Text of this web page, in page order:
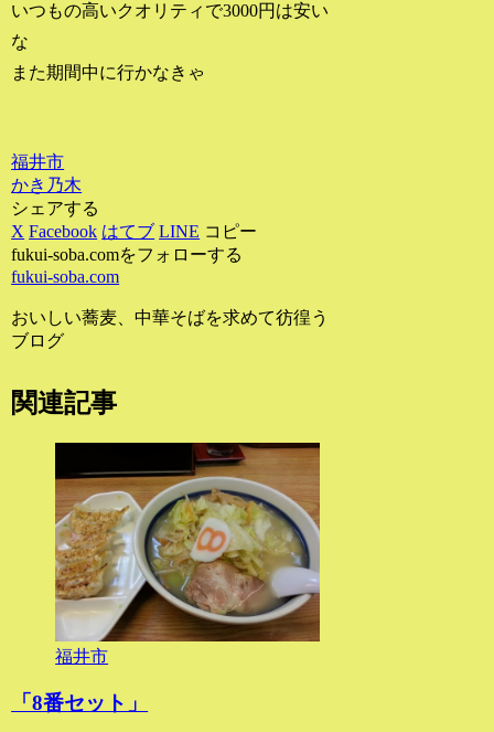
いつもの高いクオリティで3000円は安い
な
また期間中に行かなきゃ
福井市
かき乃木
シェアする
X Facebook はてブ LINE コピー
fukui-soba.comをフォローする
fukui-soba.com
おいしい蕎麦、中華そばを求めて彷徨う
ブログ
関連記事
福井市
「8番セット」